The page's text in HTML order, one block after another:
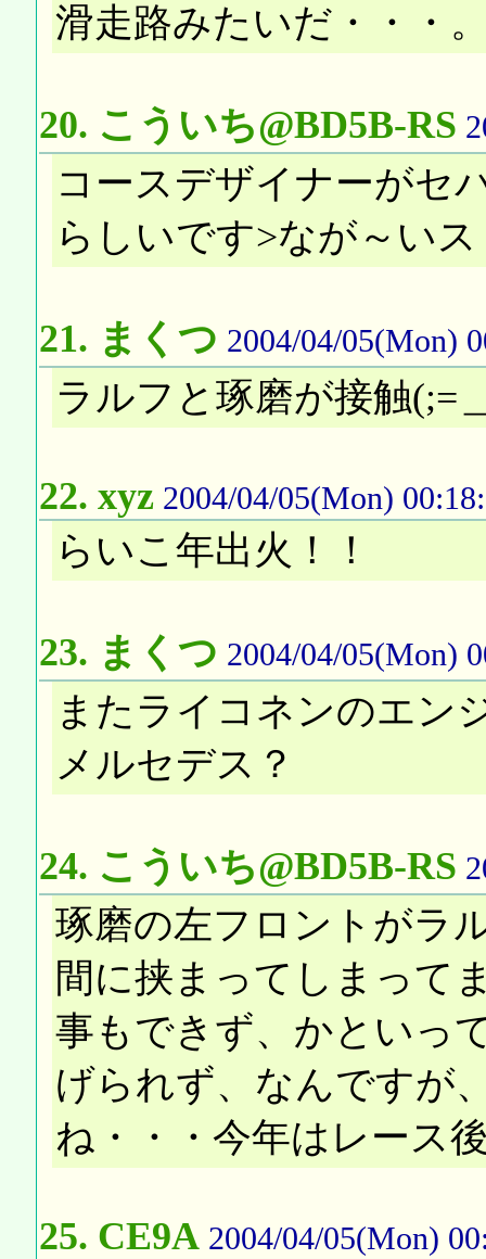
滑走路みたいだ・・・
20. こういち@BD5B-RS
コースデザイナーがセ
らしいです>なが～い
21. まくつ 2004/04/05(Mon)
ラルフと琢磨が接触(;=
22. xyz 2004/04/05(Mon)
らいこ年出火！！
23. まくつ 2004/04/05(Mon)
またライコネンのエ
メルセデス？
24. こういち@BD5B-RS
琢磨の左フロントがラ
間に挟まってしまって
事もできず、かといっ
げられず、なんですが
ね・・・今年はレース
25. CE9A 2004/04/05(Mon)